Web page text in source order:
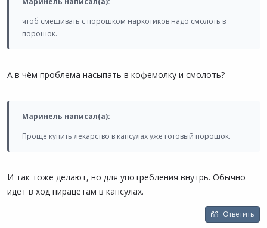
чтоб смешивать с порошком наркотиков надо смолоть в
порошок.
А в чём проблема насыпать в кофемолку и смолоть?
Маринель написал(а):
Проще купить лекарство в капсулах уже готовый порошок.
И так тоже делают, но для употребления внутрь. Обычно
идёт в ход пирацетам в капсулах.
Ответить